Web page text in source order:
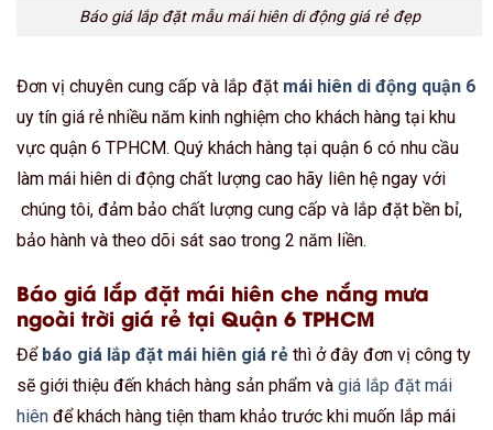
Báo giá lắp đặt mẫu mái hiên di động giá rẻ đẹp
Đơn vị chuyên cung cấp và lắp đặt mái hiên di động quận 6
uy tín giá rẻ nhiều năm kinh nghiệm cho khách hàng tại khu
vực quận 6 TPHCM. Quý khách hàng tại quận 6 có nhu cầu
làm mái hiên di động chất lượng cao hãy liên hệ ngay với
chúng tôi, đảm bảo chất lượng cung cấp và lắp đặt bền bỉ,
bảo hành và theo dõi sát sao trong 2 năm liền.
Báo giá lắp đặt mái hiên che nắng mưa
ngoài trời giá rẻ tại Quận 6 TPHCM
Để báo giá lắp đặt mái hiên giá rẻ thì ở đây đơn vị công ty
sẽ giới thiệu đến khách hàng sản phẩm và giá lắp đặt mái
hiên để khách hàng tiện tham khảo trước khi muốn lắp mái